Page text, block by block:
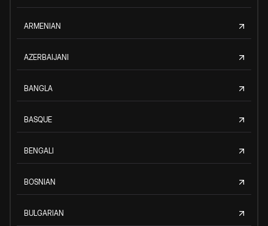
ARMENIAN
AZERBAIJANI
BANGLA
BASQUE
BENGALI
BOSNIAN
BULGARIAN